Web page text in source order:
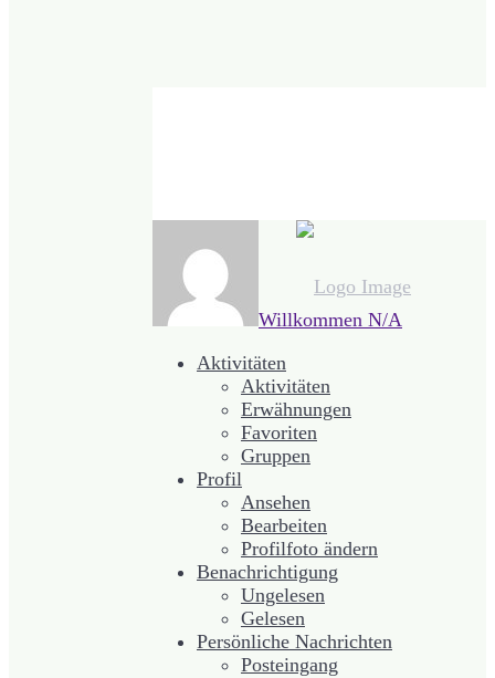
Willkommen N/A
Aktivitäten
Aktivitäten
Erwähnungen
Favoriten
Gruppen
Profil
Ansehen
Bearbeiten
Profilfoto ändern
Benachrichtigung
Ungelesen
Gelesen
Persönliche Nachrichten
Posteingang